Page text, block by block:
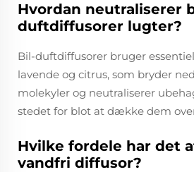
Hvordan neutraliserer
duftdiffusorer lugter?
Bil-duftdiffusorer bruger
lavende og citrus, som bryder
molekyler og neutraliserer
stedet for blot at dække dem
Hvilke fordele har det
vandfri diffusor?